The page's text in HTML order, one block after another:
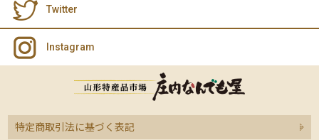
Twitter
Instagram
特定商取引法に基づく表記